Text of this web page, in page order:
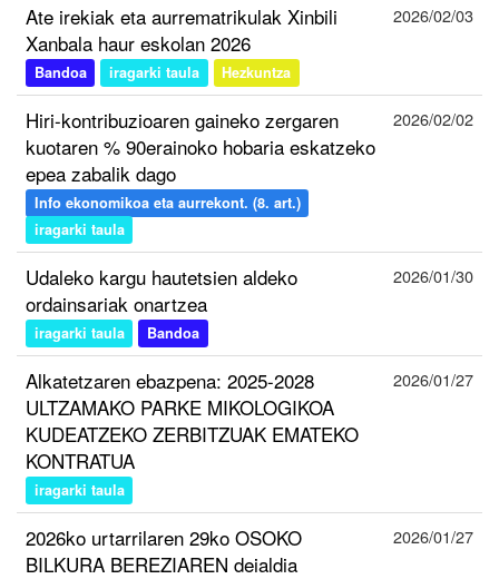
Ate irekiak eta aurrematrikulak Xinbili
Xanbala haur eskolan 2026
Bandoa iragarki taula Hezkuntza
2026/02/03
Hiri-kontribuzioaren gaineko zergaren
kuotaren % 90erainoko hobaria eskatzeko
epea zabalik dago
Info ekonomikoa eta aurrekont. (8. art.)
iragarki taula
2026/02/02
Udaleko kargu hautetsien aldeko
ordainsariak onartzea
iragarki taula Bandoa
2026/01/30
Alkatetzaren ebazpena: 2025-2028
ULTZAMAKO PARKE MIKOLOGIKOA
KUDEATZEKO ZERBITZUAK EMATEKO
KONTRATUA
iragarki taula
2026/01/27
2026ko urtarrilaren 29ko OSOKO
BILKURA BEREZIAREN deialdia
2026/01/27